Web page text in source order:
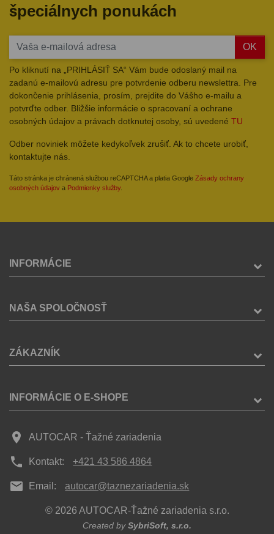
špeciálnych ponukách
OK
Po kliknutí na „PRIHLÁSIŤ SA“ Vám bude odoslaný mail na
zadanú e-mailovú adresu pre potvrdenie odberu newslettra. Pre
dokončenie prihlásenia, prosím, prejdite do Vášho e-mailu a
potvrďte odber. Bližšie informácie o spracovaní a ochrane
osobných údajov a právach dotknutej osoby, sú uvedené TU
Odber noviniek môžete kedykoľvek zrušiť. Ak to chcete urobiť,
kontaktujte nás.
Táto stránka je chránená službou reCAPTCHA a platia Google Zásady ochrany
osobných údajov a Podmienky služby.
INFORMÁCIE
NAŠA SPOLOČNOSŤ
ZÁKAZNÍK
INFORMÁCIE O E-SHOPE
place AUTOCAR - Ťažné zariadenia
phone Kontakt: +421 43 586 4864
mail Email: autocar@taznezariadenia.sk
© 2026 AUTOCAR-Ťažné zariadenia s.r.o.
Created bySybriSoft, s.r.o.